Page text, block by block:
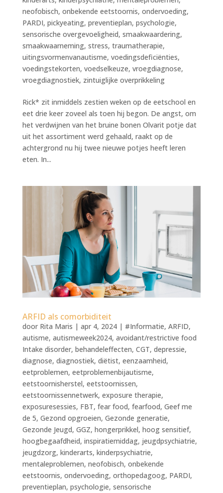
neofobisch, onbekende eetstoornis, ondervoeding,
PARDI, pickyeating, preventieplan, psychologie,
sensorische overgevoeligheid, smaakwaardering,
smaakwaarneming, stress, traumatherapie,
uitingsvormenvanautisme, voedingsdeficiënties,
voedingstekorten, voedselkeuze, vroegdiagnose,
vroegdiagnostiek, zintuiglijke overprikkeling
Rick* zit inmiddels zestien weken op de eetschool en
eet drie keer zoveel als toen hij begon. De angst, om
het verdwijnen van het bruine bonen Olvarit potje dat
uit het assortiment werd gehaald, raakt op de
achtergrond nu hij twee nieuwe potjes heeft leren
eten. In...
ARFID als comorbiditeit
door Rita Maris | apr 4, 2024| #Informatie, ARFID,
autisme, autismeweek2024, avoidant/restrictive food
Intake disorder, behandeleffecten, CGT, depressie,
diagnose, diagnostiek, diëtist, eenzaamheid,
eetproblemen, eetproblemenbijautisme,
eetstoornisherstel, eetstoornissen,
eetstoornissennetwerk, exposure therapie,
exposuresessies, FBT, fear food, fearfood, Geef me
de 5, Gezond opgroeien, Gezonde generatie,
Gezonde Jeugd, GGZ, hongerprikkel, hoog sensitief,
hoogbegaafdheid, inspiratiemiddag, jeugdpsychiatrie,
jeugdzorg, kinderarts, kinderpsychiatrie,
mentaleproblemen, neofobisch, onbekende
eetstoornis, ondervoeding, orthopedagoog, PARDI,
preventieplan, psychologie, sensorische